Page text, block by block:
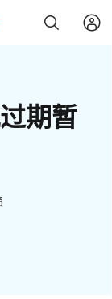
期暂